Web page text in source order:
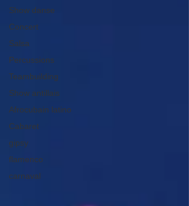
Show danse
Concert
Salsa
Percussions
Teambuilding
Show antillais
Afrocubain latino
Cabaret
gipsy
flamenco
carnaval